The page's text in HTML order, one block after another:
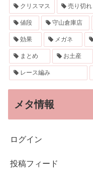
クリスマス 売り切れ
値段 守山倉庫店
効果 メガネ
まとめ お土産
レース編み
メタ情報
ログイン
投稿フィード